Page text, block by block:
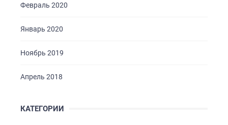
Февраль 2020
Январь 2020
Ноябрь 2019
Апрель 2018
КАТЕГОРИИ